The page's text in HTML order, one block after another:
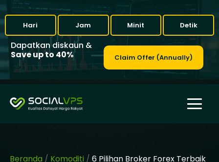
Hari Jam Minit Detik
Dapatkan diskaun &
Save up to 40%
Claim Offer (Annually)
Beranda / Komoditi / 6 Pilihan Broker Forex Terbaik